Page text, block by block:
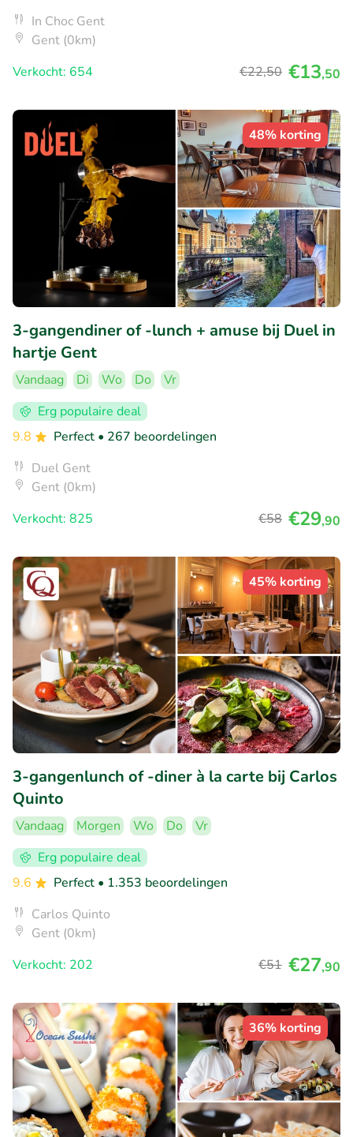
In Choc Gent
Gent (0km)
Verkocht: 654
€22,50 €13,50
48% korting
3-gangendiner of -lunch + amuse bij Duel in
hartje Gent
Vandaag Di Wo Do
Vr
Erg populaire deal
9.8
Perfect • 267 beoordelingen
Duel Gent
Gent (0km)
Verkocht: 825
€58 €29,90
45% korting
3-gangenlunch of -diner à la carte bij Carlos
Quinto
Vandaag Morgen Wo Do
Vr
Erg populaire deal
9.6
Perfect • 1.353 beoordelingen
Carlos Quinto
Gent (0km)
Verkocht: 202
€51 €27,90
36% korting